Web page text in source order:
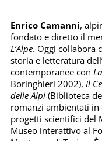
Enrico Camanni,
fondato e diretto il
L’Alpe. Oggi collabora
storia e letteratura
contemporanee con
Boringhieri 2002), Il
delle Alpi (Biblioteca
romanzi ambientati
progetti scientifici del
Museo interattivo al